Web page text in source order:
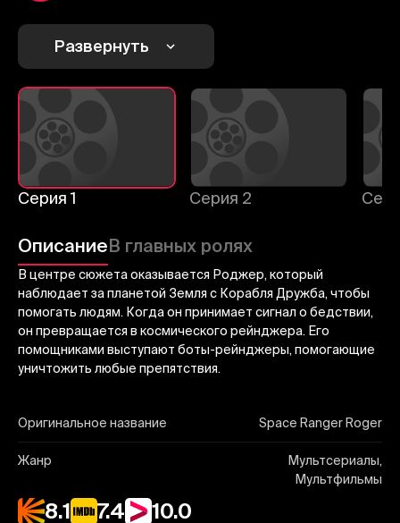
Развернуть
Серия 1 Серия 2
ОписаниеВ главных ролях
В центре сюжета оказывается Роджер, который
наблюдает за планетой Земля с Корабля Дружба, чтобы
помогать людям. Когда он принимает сигнал о бедствии,
он превращается в космического рейнджера. Его
помощниками выступают боты-рейнджеры, помогающие
уничтожить любые препятствия.
Оригинальное название Space Ranger Roger
Жанр
Мультсериалы,
Мультфильмы
8.1 7.4 10.0
1
Отменить